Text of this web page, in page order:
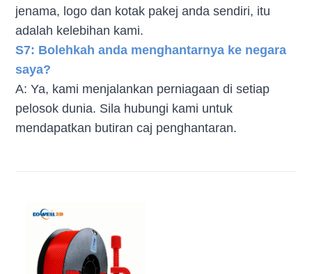
jenama, logo dan kotak pakej anda sendiri, itu
adalah kelebihan kami.
S7: Bolehkah anda menghantarnya ke negara
saya?
A: Ya, kami menjalankan perniagaan di setiap
pelosok dunia. Sila hubungi kami untuk
mendapatkan butiran caj penghantaran.